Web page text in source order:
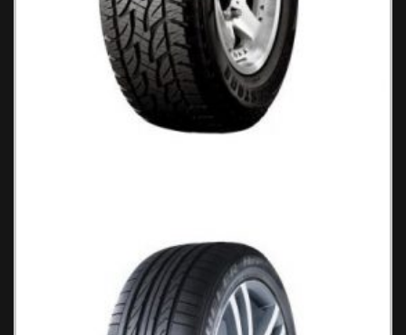
Αυτοκινήτου